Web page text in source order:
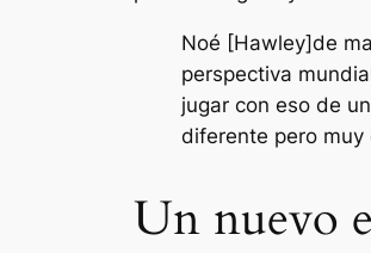
Noé [Hawley]de
perspectiva
jugar con eso de
diferente pero muy
Un nuevo